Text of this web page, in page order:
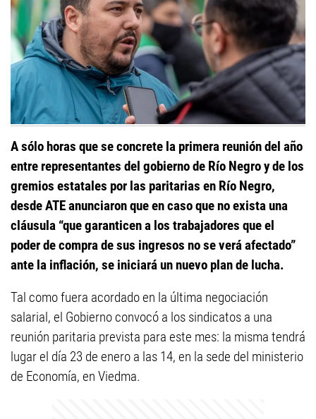
A sólo horas que se concrete la primera reunión del año
entre representantes del gobierno de Río Negro y de los
gremios estatales por las paritarias en Río Negro,
desde ATE anunciaron que en caso que no exista una
cláusula “que garanticen a los trabajadores que el
poder de compra de sus ingresos no se verá afectado”
ante la inflación, se iniciará un nuevo plan de lucha.
Tal como fuera acordado en la última negociación
salarial, el Gobierno convocó a los sindicatos a una
reunión paritaria prevista para este mes: la misma tendrá
lugar el día 23 de enero a las 14, en la sede del ministerio
de Economía, en Viedma.